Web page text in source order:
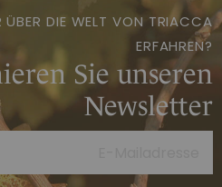
ÜBER DIE WELT VON TRIACCA
ERFAHREN?
Sie unseren
Newsletter